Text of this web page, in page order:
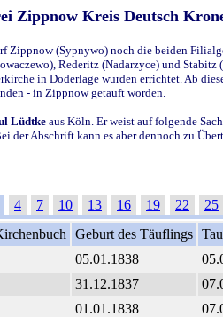
Zippnow Kreis Deutsch
Zippnow (Sypnywo) noch die beiden
Rederitz (Nadarzyce) und
in Doderlage wurden errichtet. Ab
- in Zippnow getauft worden.
Lüdtke aus Köln. Er weist auf folgende
Abschrift kann es aber dennoch zu
4 7 10 13 16 19 22 25
Geburt des Täuflings
05.01.1838
31.12.1837
01.01.1838